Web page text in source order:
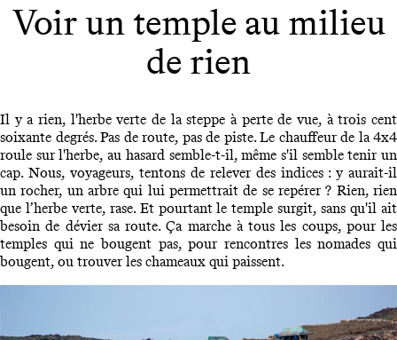
Voir un temple au milieu
de rien
Il y a rien, l'herbe verte de la steppe à perte de vue, à trois cent
soixante degrés. Pas de route, pas de piste. Le chauffeur de la 4x4
roule sur l'herbe, au hasard semble-t-il, même s'il semble tenir un
cap. Nous, voyageurs, tentons de relever des indices : y aurait-il
un rocher, un arbre qui lui permettrait de se repérer ? Rien, rien
que l’herbe verte, rase. Et pourtant le temple surgit, sans qu'il ait
besoin de dévier sa route. Ça marche à tous les coups, pour les
temples qui ne bougent pas, pour rencontres les nomades qui
bougent, ou trouver les chameaux qui paissent.